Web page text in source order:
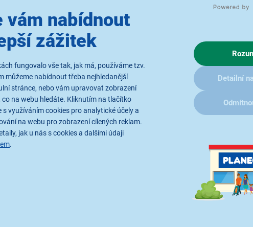
vám nabídnout
zážitek
fungovalo vše tak, jak má, používáme tzv.
můžeme nabídnout třeba nejhledanější
stránce, nebo vám upravovat zobrazení
na webu hledáte. Kliknutím na tlačítko
s využíváním cookies pro analytické účely a
na webu pro zobrazení cílených reklam.
jak u nás s cookies a dalšími údaji
.
Detailní
plastové stavebnice pro děti
figurky, doplňky, tematické sety i elektronické moduly
modely obohatit o nové funkce, realistické detaily nebo rozšířit
stavebnic
značek plastových stavebnic, která se stala ikonou v oblasti
pro nejmenší, například LEGO® DUPLO®, až po detailní modely
Technic.LEGO®také přináší licencované série inspirované filmy,
sady s propracovanými figurkami a bohatým
světy měst, přírody, historie či fantazie. Playmobil podporuje
stavebnice využívající ohebné plastové tyčinky, které lze spojovat
bez pevného omezení tvarů, což podporuje kreativní